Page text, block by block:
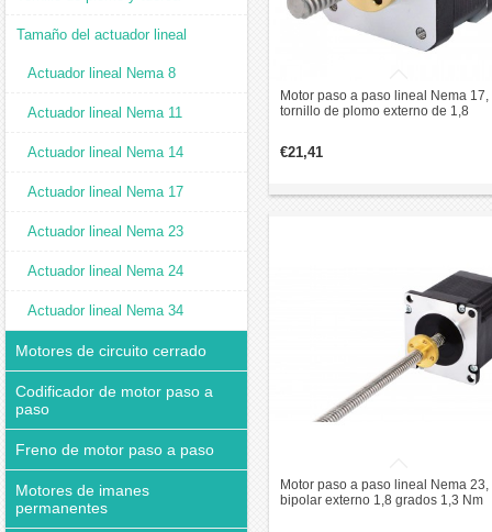
Tamaño del actuador lineal
Actuador lineal Nema 8
Actuador lineal Nema 11
Actuador lineal Nema 14
Actuador lineal Nema 17
Actuador lineal Nema 23
Actuador lineal Nema 24
Actuador lineal Nema 34
Motores de circuito cerrado
Codificador de motor paso a
paso
Freno de motor paso a paso
Motores de imanes
permanentes
Motor paso a paso lineal Nema 17,
tornillo de plomo externo de 1,8
€21,41
Motor paso a paso lineal Nema 23,
bipolar externo 1,8 grados 1,3 Nm